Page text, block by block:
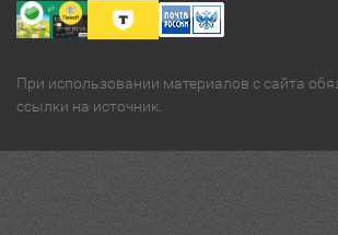
При использовании материалов с сайта
ссылки на источник.